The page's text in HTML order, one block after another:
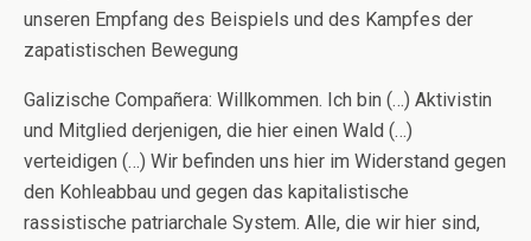
unseren Empfang des Beispiels und des Kampfes der
zapatistischen Bewegung
Galizische Compañera: Willkommen. Ich bin (…) Aktivistin
und Mitglied derjenigen, die hier einen Wald (…)
verteidigen (…) Wir befinden uns hier im Widerstand gegen
den Kohleabbau und gegen das kapitalistische
rassistische patriarchale System. Alle, die wir hier sind,